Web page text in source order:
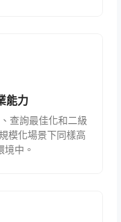
能力
查詢最佳化和二級
模化場景下同樣高
中。